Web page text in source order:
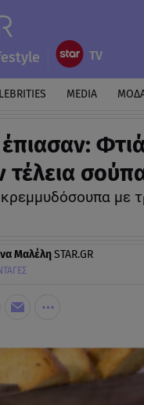
MEDIA
τέλεια
με
ΜαλέληSTAR.GR